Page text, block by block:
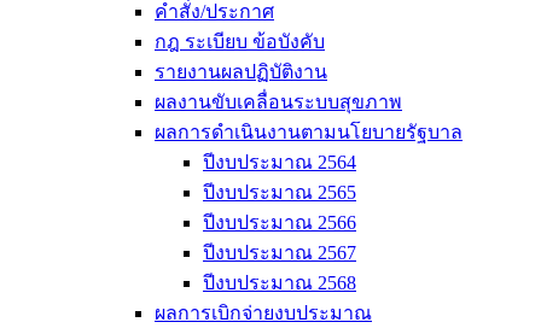
คำสั่ง/ประกาศ
กฎ ระเบียบ ข้อบังคับ
รายงานผลปฏิบัติงาน
ผลงานขับเคลื่อนระบบสุขภาพ
ผลการดำเนินงานตามนโยบายรัฐบาล
ปีงบประมาณ 2564
ปีงบประมาณ 2565
ปีงบประมาณ 2566
ปีงบประมาณ 2567
ปีงบประมาณ 2568
ผลการเบิกจ่ายงบประมาณ